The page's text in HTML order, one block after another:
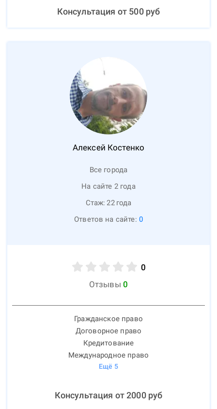
Консультация от 500руб
Алексей Костенко
Все города
На сайте 2 года
Стаж: 22 года
Ответов на сайте: 0
0
Отзывы 0
Гражданское право
Договорное право
Кредитование
Международное право
Ещё 5
Консультация от2000руб